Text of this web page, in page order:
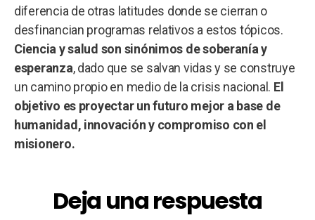
diferencia de otras latitudes donde se cierran o
desfinancian programas relativos a estos tópicos.
Ciencia y salud son sinónimos de soberanía y
esperanza, dado que se salvan vidas y se construye
un camino propio en medio de la crisis nacional. El
objetivo es proyectar un futuro mejor a base de
humanidad, innovación y compromiso con el
misionero.
Deja una respuesta